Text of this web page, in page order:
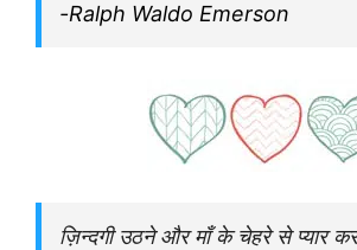
-Ralph Waldo Emerson
ज़िन्दगी उठने और माँ के चेहरे से प्यार